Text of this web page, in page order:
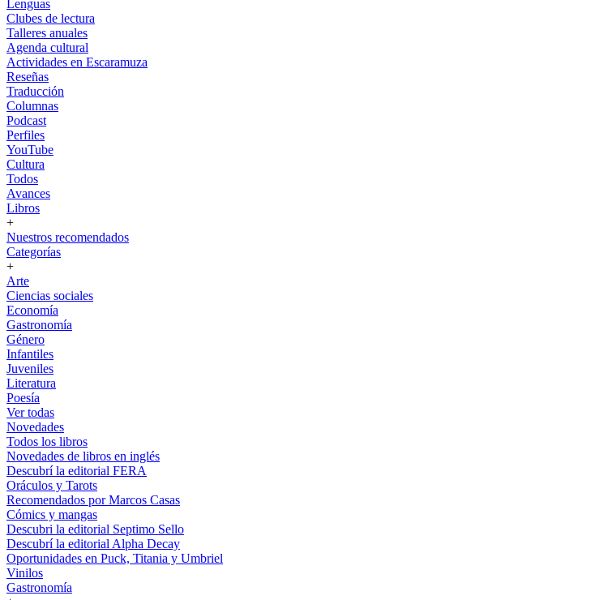
Lenguas
Clubes de lectura
Talleres anuales
Agenda cultural
Actividades en Escaramuza
Reseñas
Traducción
Columnas
Podcast
Perfiles
YouTube
Cultura
Todos
Avances
Libros
+
Nuestros recomendados
Categorías
+
Arte
Ciencias sociales
Economía
Gastronomía
Género
Infantiles
Juveniles
Literatura
Poesía
Ver todas
Novedades
Todos los libros
Novedades de libros en inglés
Descubrí la editorial FERA
Oráculos y Tarots
Recomendados por Marcos Casas
Cómics y mangas
Descubri la editorial Septimo Sello
Descubrí la editorial Alpha Decay
Oportunidades en Puck, Titania y Umbriel
Vinilos
Gastronomía